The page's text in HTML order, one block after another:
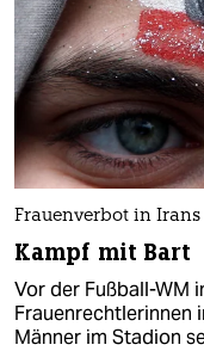
Frauenverbot in
Kampf mit Bart
Vor der Fußball-WM
Frauenrechtlerinnen
Männer im Stadion